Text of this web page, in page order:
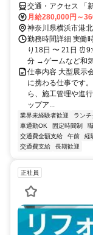
交通・アクセス 「
月給280,000円～
神奈川県横浜市港
勤務時間詳細 実働
り18日 〜 21日
分 →ゲームなど和
仕事内容 大型展示
に携わる仕事です
ら、施工管理や進
ップア...
業界未経験者歓迎 ランチ
車通勤OK
固定時間制
交通費全額支給
午前 経
交通費支給
長期歓迎
正社員